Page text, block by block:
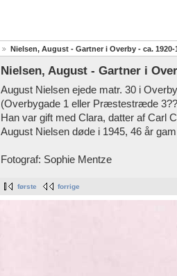
Nielsen, August - Gartner i Overby - ca. 1920-
Nielsen, August - Gartner i
August Nielsen ejede matr. 30 i Overby
(Overbygade 1 eller Præstestræde
Han var gift med Clara, datter af Carl
August Nielsen døde i 1945, 46 år
Fotograf: Sophie Mentze
første forrige